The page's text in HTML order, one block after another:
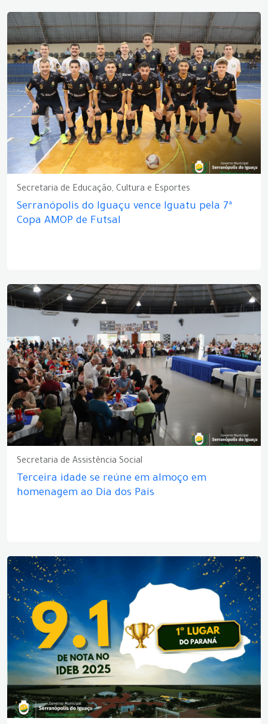
Secretaria de Educação, Cultura e Esportes
Serranópolis do Iguaçu vence Iguatu pela 7ª
Copa AMOP de Futsal
Secretaria de Assistência Social
Terceira idade se reúne em almoço em
homenagem ao Dia dos Pais